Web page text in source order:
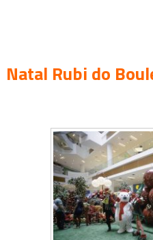
Natal Rubi do